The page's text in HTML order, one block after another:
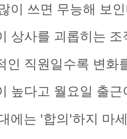
이 쓰면 무능해 보
상사를 괴롭히는 조
인 직원일수록 변화
높다고 월요일 출
에는 '합의'하지 마